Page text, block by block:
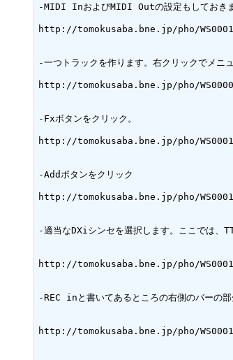
-MIDI InおよびMIDI Outの設定もしておき
http://tomokusaba.bne.jp/pho/
-一つトラックを作ります。右クリックでメニ
http://tomokusaba.bne.jp/pho/
-Fxボタンをクリック。
http://tomokusaba.bne.jp/pho/
-Addボタンをクリック
http://tomokusaba.bne.jp/pho/
-適当なDXiシンセを選択します。ここでは、
http://tomokusaba.bne.jp/pho/
-REC inと書いてあるところの右側のバーの
http://tomokusaba.bne.jp/pho/